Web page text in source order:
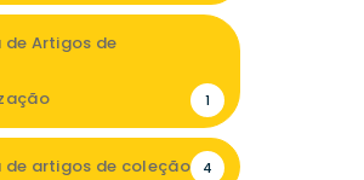
de Artigos de
1
de artigos de coleção 4